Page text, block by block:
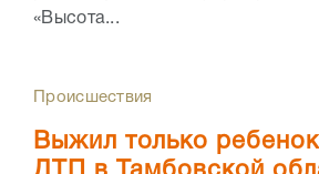
«Высота...
Происшествия
Выжил только